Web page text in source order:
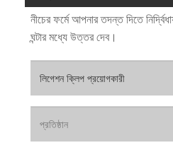
নীচের ফর্মে আপনার তদন্ত দিতে
ঘন্টার মধ্যে উত্তর দেব।